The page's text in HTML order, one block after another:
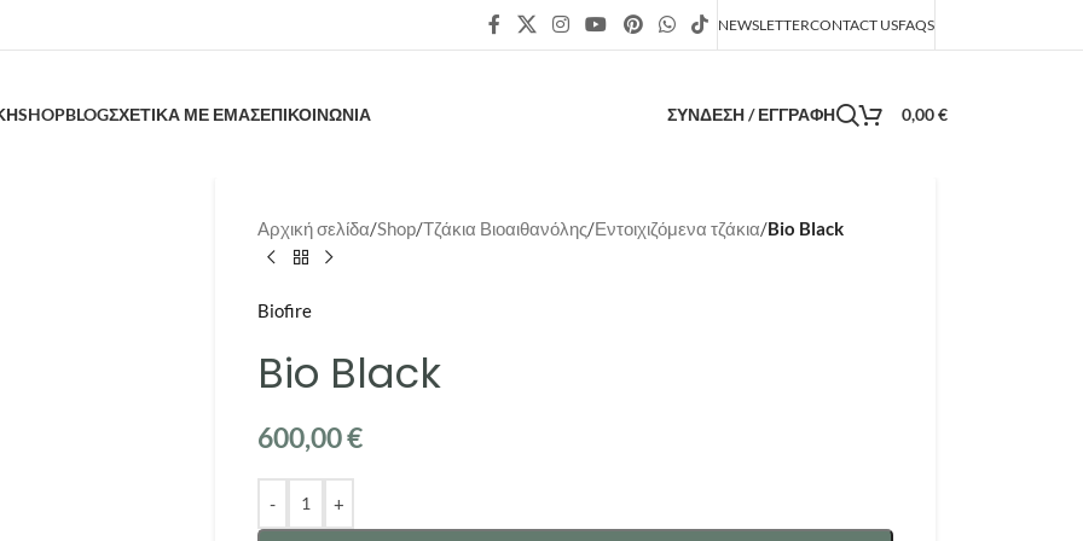
NEWSLETTERCONTACT USFAQS
SHOPBLOGΣΧΕΤΙΚΑ ΜΕ ΕΜΑΣΕΠΙΚΟΙΝΩΝΙΑ ΣΎΝΔΕΣΗ / ΕΓΓΡΑΦΉ 0,00€
Αρχική σελίδα/Shop/Τζάκια Βιοαιθανόλης/Εντοιχιζόμενα τζάκια/Bio Black
Biofire
Bio Black
600,00€
- +